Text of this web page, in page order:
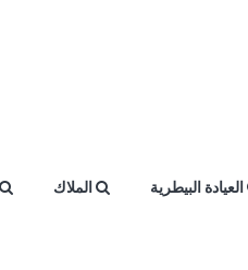
الملاك العيادة البيطرية